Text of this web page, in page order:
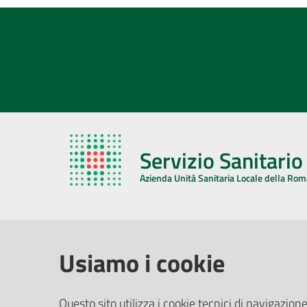
Servizio
Azienda Unità Sanitaria Locale della
Usiamo i cookie
Questo sito utilizza i cookie tecnici di